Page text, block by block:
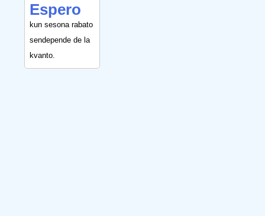
Espero
kun sesona rabato
sendepende de la
kvanto.